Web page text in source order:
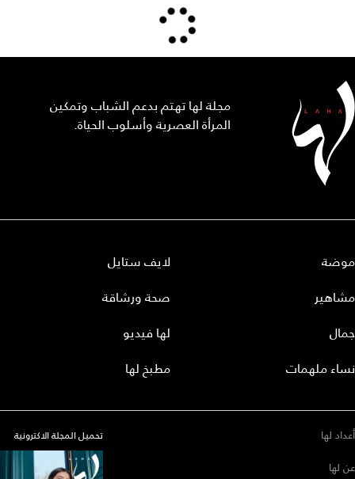
مجلة لها تهتم بدعم الشباب وتمكين
المرأة العصرية وأسلوب الحياة.
موضة
مشاهير
جمال
نساء ملهمات
لايف ستايل
صحة ورشاقة
لها فيديو
مطبخ لها
أعداد لها
عن لها
تحميل المجلة الاكترونية